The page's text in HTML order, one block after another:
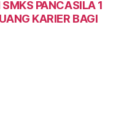
PANCASILA 1
KARIER BAGI